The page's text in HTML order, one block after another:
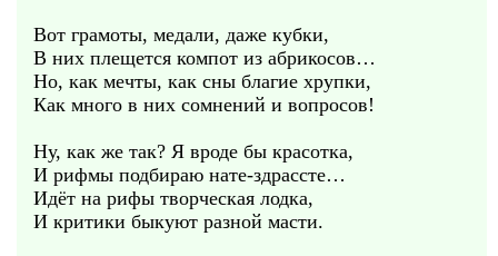
Вот грамоты, медали, даже кубки,
В них плещется компот из абрикосов…
Но, как мечты, как сны благие хрупки,
Как много в них сомнений и вопросов!
Ну, как же так? Я вроде бы красотка,
И рифмы подбираю нате-здрассте…
Идёт на рифы творческая лодка,
И критики быкуют разной масти.